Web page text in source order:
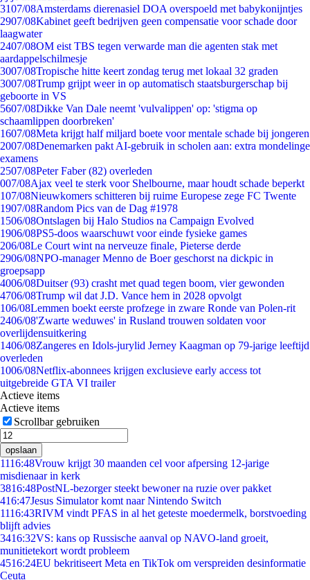
3107/08Amsterdams dierenasiel DOA overspoeld met babykonijntjes
2907/08Kabinet geeft bedrijven geen compensatie voor schade door
laagwater
2407/08OM eist TBS tegen verwarde man die agenten stak met
aardappelschilmesje
3007/08Tropische hitte keert zondag terug met lokaal 32 graden
3007/08Trump grijpt weer in op automatisch staatsburgerschap bij
geboorte in VS
5607/08Dikke Van Dale neemt 'vulvalippen' op: 'stigma op
schaamlippen doorbreken'
1607/08Meta krijgt half miljard boete voor mentale schade bij jongeren
2007/08Denemarken pakt AI-gebruik in scholen aan: extra mondelinge
examens
2507/08Peter Faber (82) overleden
007/08Ajax veel te sterk voor Shelbourne, maar houdt schade beperkt
107/08Nieuwkomers schitteren bij ruime Europese zege FC Twente
1907/08Random Pics van de Dag #1978
1506/08Ontslagen bij Halo Studios na Campaign Evolved
1906/08PS5-doos waarschuwt voor einde fysieke games
206/08Le Court wint na nerveuze finale, Pieterse derde
2906/08NPO-manager Menno de Boer geschorst na dickpic in
groepsapp
4006/08Duitser (93) crasht met quad tegen boom, vier gewonden
4706/08Trump wil dat J.D. Vance hem in 2028 opvolgt
106/08Lemmen boekt eerste profzege in zware Ronde van Polen-rit
2406/08'Zwarte weduwes' in Rusland trouwen soldaten voor
overlijdensuitkering
1406/08Zangeres en Idols-jurylid Jerney Kaagman op 79-jarige leeftijd
overleden
1006/08Netflix-abonnees krijgen exclusieve early access tot
uitgebreide GTA VI trailer
Actieve items
Actieve items
Scrollbar gebruiken
opslaan
1116:48Vrouw krijgt 30 maanden cel voor afpersing 12-jarige
misdienaar in kerk
3816:48PostNL-bezorger steekt bewoner na ruzie over pakket
416:47Jesus Simulator komt naar Nintendo Switch
1116:43RIVM vindt PFAS in al het geteste moedermelk, borstvoeding
blijft advies
3416:32VS: kans op Russische aanval op NAVO-land groeit,
munitietekort wordt probleem
4516:24EU bekritiseert Meta en TikTok om verspreiden desinformatie
Ceuta